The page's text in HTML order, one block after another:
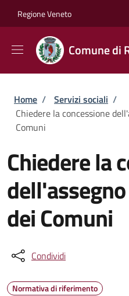
Regione Veneto
Comune di
Briciole di pane
Home / Servizi sociali /
Chiedere la concessione
Comuni
Chiedere la
dei Comuni
Condividi
Normativa di riferimento